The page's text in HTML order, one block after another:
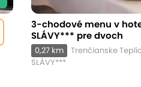
3-chodové menu v
SLÁVY*** pre dvoch
0,27 km
Trenčianske
SLÁVY***